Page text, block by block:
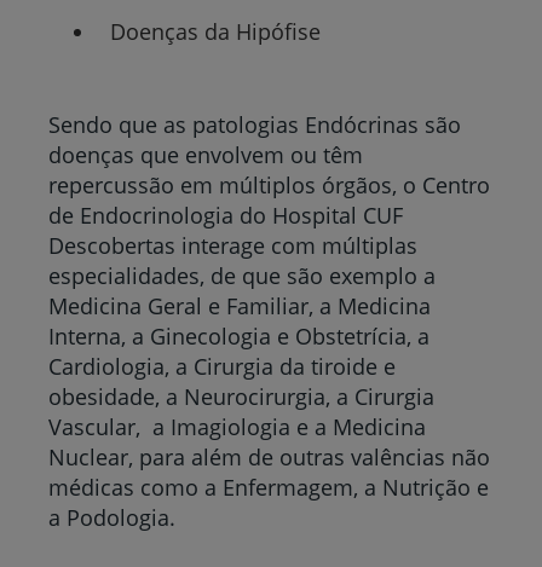
Doenças da Hipófise
Sendo que as patologias Endócrinas são
doenças que envolvem ou têm
repercussão em múltiplos órgãos, o Centro
de Endocrinologia do Hospital CUF
Descobertas interage com múltiplas
especialidades, de que são exemplo a
Medicina Geral e Familiar, a Medicina
Interna, a Ginecologia e Obstetrícia, a
Cardiologia, a Cirurgia da tiroide e
obesidade, a Neurocirurgia, a Cirurgia
Vascular, a Imagiologia e a Medicina
Nuclear, para além de outras valências não
médicas como a Enfermagem, a Nutrição e
a Podologia.